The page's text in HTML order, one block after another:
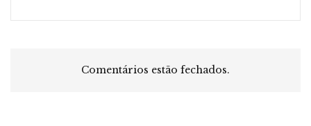
Comentários estão fechados.